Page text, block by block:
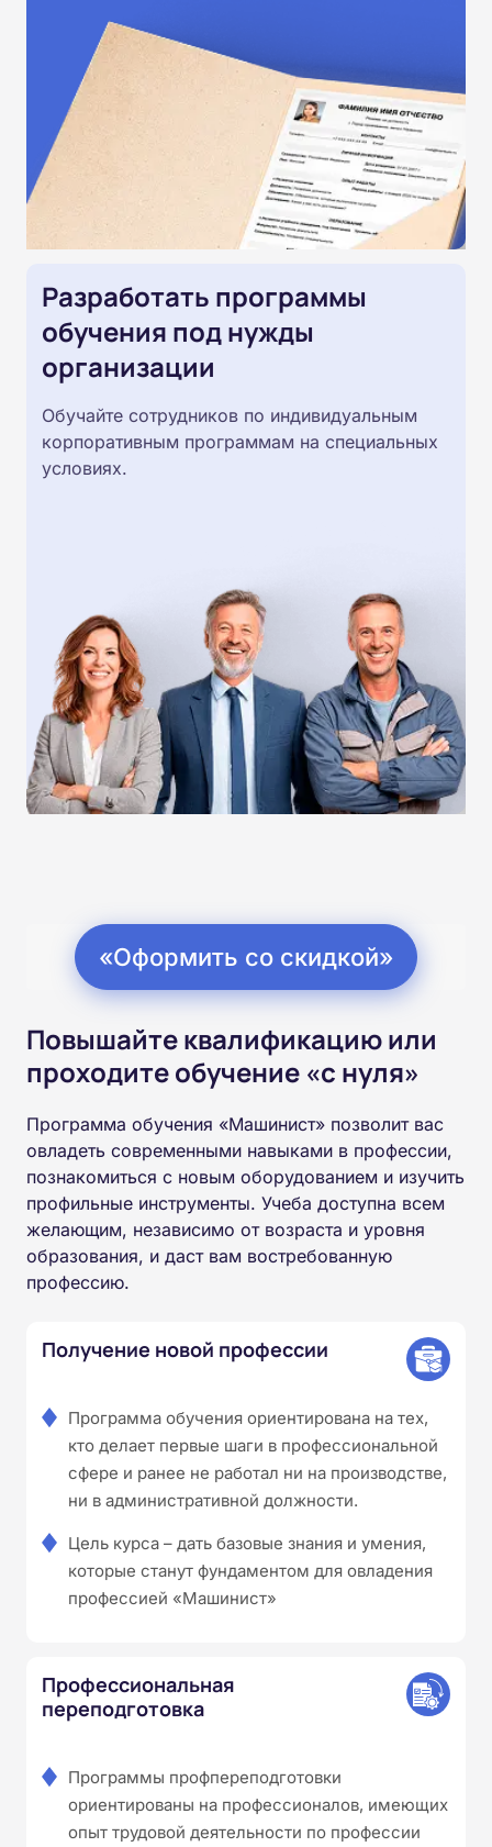
Разработать программы
обучения под нужды
организации
Обучайте сотрудников по индивидуальным
корпоративным программам на специальных
условиях.
«Оформить со скидкой»
Повышайте квалификацию или
проходите обучение «с нуля»
Программа обучения «Машинист» позволит вас
овладеть современными навыками в профессии,
познакомиться с новым оборудованием и изучить
профильные инструменты. Учеба доступна всем
желающим, независимо от возраста и уровня
образования, и даст вам востребованную
профессию.
Получение новой профессии
Программа обучения ориентирована на тех,
кто делает первые шаги в профессиональной
сфере и ранее не работал ни на производстве,
ни в административной должности.
Цель курса – дать базовые знания и умения,
которые станут фундаментом для овладения
профессией «Машинист»
Профессиональная
переподготовка
Программы профпереподготовки
ориентированы на профессионалов, имеющих
опыт трудовой деятельности по профессии